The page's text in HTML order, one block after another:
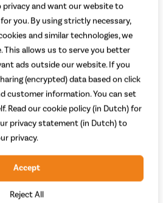
and want our website to
you. By using strictly necessary,
and similar technologies, we
This allows us to serve you better
ads outside our website. If you
(encrypted) data based on click
customer information. You can set
Read our cookie policy (in Dutch) for
privacy statement (in Dutch) to
privacy.
Reject All
Accept